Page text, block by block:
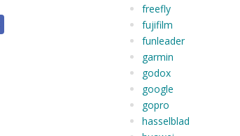
freefly
fujifilm
funleader
garmin
godox
google
gopro
hasselblad